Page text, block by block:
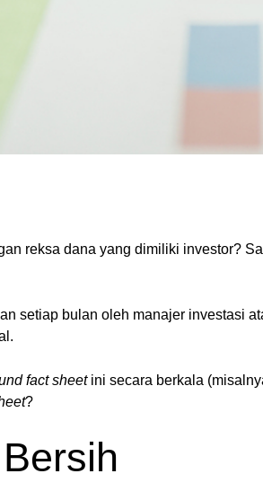
reksa dana yang dimiliki investor?
setiap bulan oleh manajer investasi
fact sheet ini secara berkala
?